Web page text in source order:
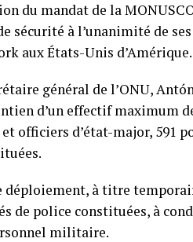
du mandat de la
sécurité à l’unanimité de
aux États-Unis d’Amérique.
général de l’ONU,
d’un effectif maximum
officiers d’état-major, 591
à titre
de police constituées, à
militaire.